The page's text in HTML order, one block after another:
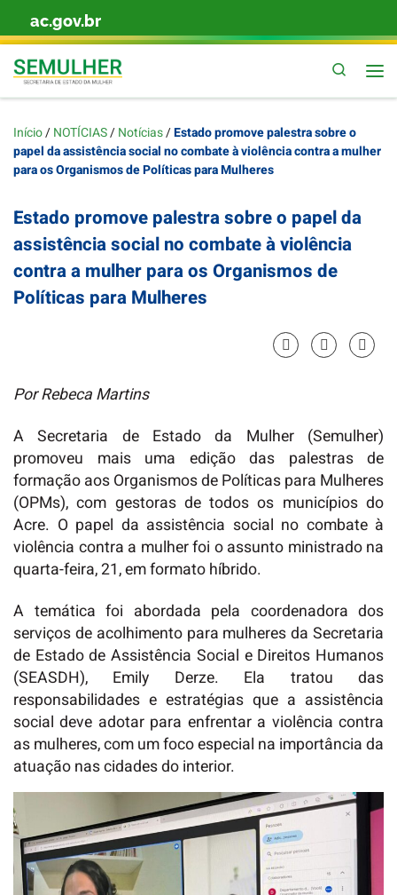
Skip to content
ac.gov.br
Início/NOTÍCIAS/Notícias/Estado promove palestra sobre o
papel da assistência social no combate à violência contra a mulher
para os Organismos de Políticas para Mulheres
Estado promove palestra sobre o papel da
assistência social no combate à violência
contra a mulher para os Organismos de
Políticas para Mulheres
Por Rebeca Martins
A Secretaria de Estado da Mulher (Semulher)
promoveu mais uma edição das palestras de
formação aos Organismos de Políticas para Mulheres
(OPMs), com gestoras de todos os municípios do
Acre. O papel da assistência social no combate à
violência contra a mulher foi o assunto ministrado na
quarta-feira, 21, em formato híbrido.
A temática foi abordada pela coordenadora dos
serviços de acolhimento para mulheres da Secretaria
de Estado de Assistência Social e Direitos Humanos
(SEASDH), Emily Derze. Ela tratou das
responsabilidades e estratégias que a assistência
social deve adotar para enfrentar a violência contra
as mulheres, com um foco especial na importância da
atuação nas cidades do interior.